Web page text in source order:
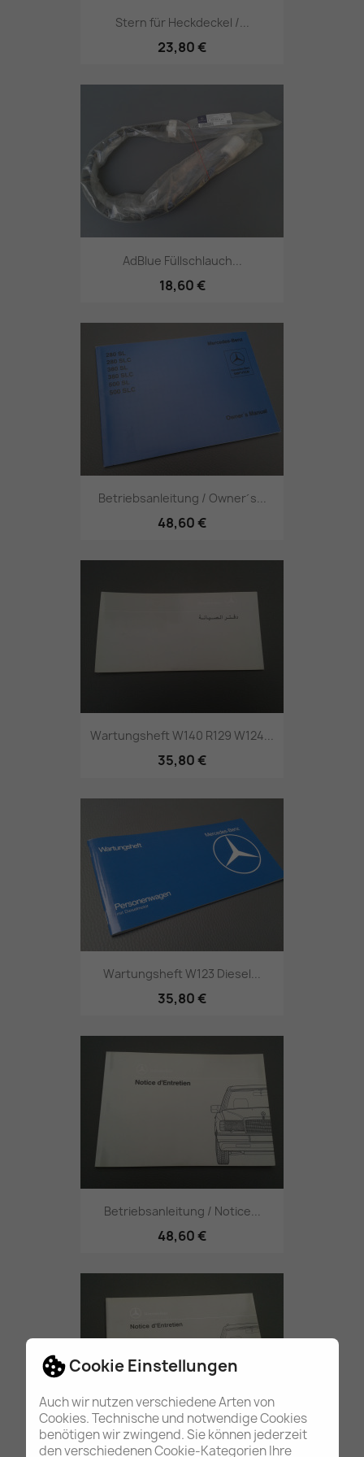
Cookie Einstellungen
Auch wir nutzen verschiedene Arten von
Cookies. Technische und notwendige Cookies
benötigen wir zwingend. Sie können jederzeit
den verschiedenen Cookie-Kategorien Ihre
Stern für Heckdeckel /...
23,80 €
AdBlue Füllschlauch...
18,60 €
Betriebsanleitung / Owner´s...
48,60 €
Wartungsheft W140 R129 W124...
35,80 €
Wartungsheft W123 Diesel...
35,80 €
Betriebsanleitung / Notice...
48,60 €
Betriebsanleitung / Notice...